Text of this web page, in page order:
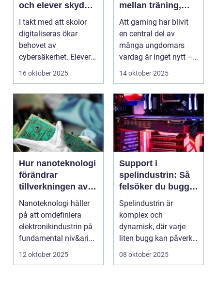
och elever skyddar
sina data
I takt med att skolor
digitaliseras ökar
behovet av
cybersäkerhet. Elever
och lärare ...
16 oktober 2025
mellan träning,
skola och socialt
Att gaming har blivit
en central del av
många ungdomars
vardag är inget nytt –
men ...
14 oktober 2025
Hur nanoteknologi
förändrar
tillverkningen av
elektronik
Nanoteknologi håller
på att omdefiniera
elektronikindustrin på
fundamental niv&ari...
12 oktober 2025
Support i
spelindustrin: Så
felsöker du buggar
och förbättrar
spelupplevelsen
Spelindustrin är
komplex och
dynamisk, där varje
liten bugg kan påverka
spelupplevel...
08 oktober 2025